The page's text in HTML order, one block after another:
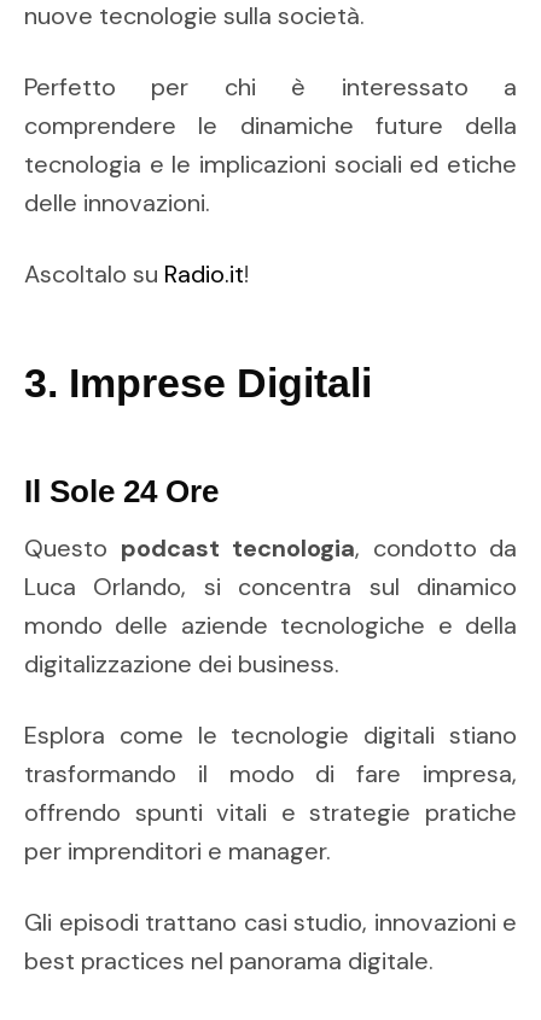
nuove tecnologie sulla società.
Perfetto per chi è interessato a
comprendere le dinamiche future della
tecnologia e le implicazioni sociali ed etiche
delle innovazioni.
Ascoltalo su Radio.it!
3. Imprese Digitali
Il Sole 24 Ore
Questo podcast tecnologia, condotto da
Luca Orlando, si concentra sul dinamico
mondo delle aziende tecnologiche e della
digitalizzazione dei business.
Esplora come le tecnologie digitali stiano
trasformando il modo di fare impresa,
offrendo spunti vitali e strategie pratiche
per imprenditori e manager.
Gli episodi trattano casi studio, innovazioni e
best practices nel panorama digitale.